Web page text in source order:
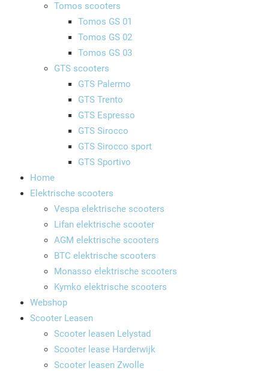
Tomos scooters
Tomos GS 01
Tomos GS 02
Tomos GS 03
GTS scooters
GTS Palermo
GTS Trento
GTS Espresso
GTS Sirocco
GTS Sirocco sport
GTS Sportivo
Home
Elektrische scooters
Vespa elektrische scooters
Lifan elektrische scooter
AGM elektrische scooters
BTC elektrische scooters
Monasso elektrische scooters
Kymko elektrische scooters
Webshop
Scooter Leasen
Scooter leasen Lelystad
Scooter lease Harderwijk
Scooter leasen Zwolle